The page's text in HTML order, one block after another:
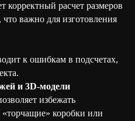
корректный расчет размеров
важно для изготовления
к ошибкам в подсчетах,
и 3D-модели
избежать
«торчащие» коробки или